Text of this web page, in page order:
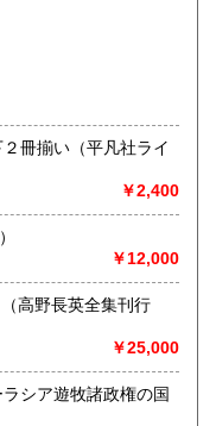
県 600円
学、外国書
冊揃い（平凡社ライ
￥2,400
￥12,000
￥25,000
シア遊牧諸政権の国